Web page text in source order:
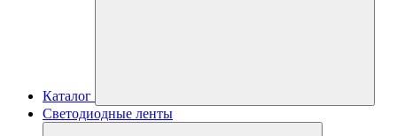
Каталог
Светодиодные ленты